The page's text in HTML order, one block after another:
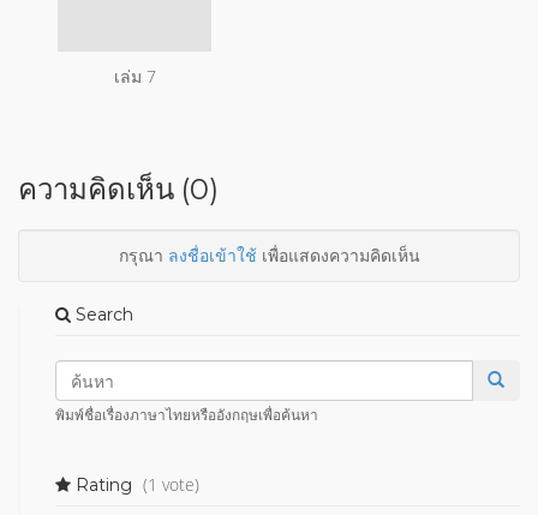
เล่ม 7
ความคิดเห็น (0)
กรุณา ลงชื่อเข้าใช้เพื่อแสดงความคิดเห็น
Search
พิมพ์ชื่อเรื่องภาษาไทยหรืออังกฤษเพื่อค้นหา
Rating (1 vote)